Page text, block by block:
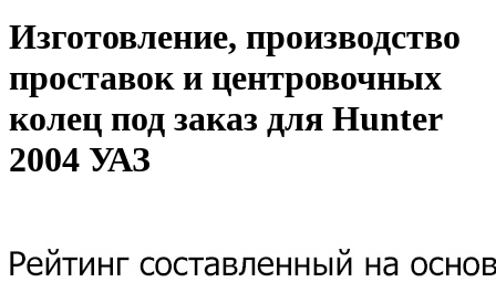
Изготовление, производство
проставок и центровочных
колец под заказ для Hunter
2004 УАЗ